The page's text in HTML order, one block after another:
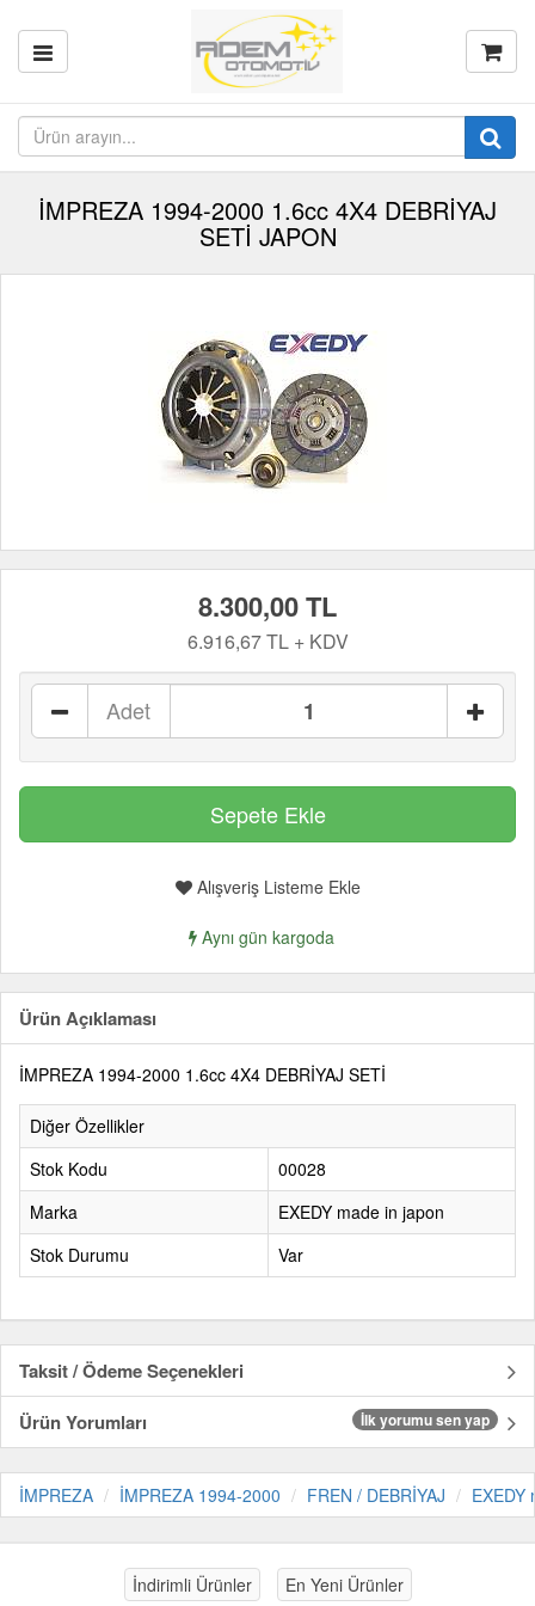
İMPREZA 1994-2000 1.6cc 4X4 DEBRİYAJ
SETİ JAPON
8.300,00 TL
6.916,67 TL + KDV
Adet
Alışveriş Listeme Ekle
Aynı gün kargoda
Ürün Açıklaması
İMPREZA 1994-2000 1.6cc 4X4 DEBRİYAJ SETİ
Diğer Özellikler
Stok Kodu
00028
Marka
EXEDY made in japon
Stok Durumu
Var
Taksit / Ödeme Seçenekleri
Ürün Yorumları
İlk yorumu sen yap
İMPREZA İMPREZA 1994-2000 FREN / DEBRİYAJ EXEDY
İndirimli Ürünler En Yeni Ürünler